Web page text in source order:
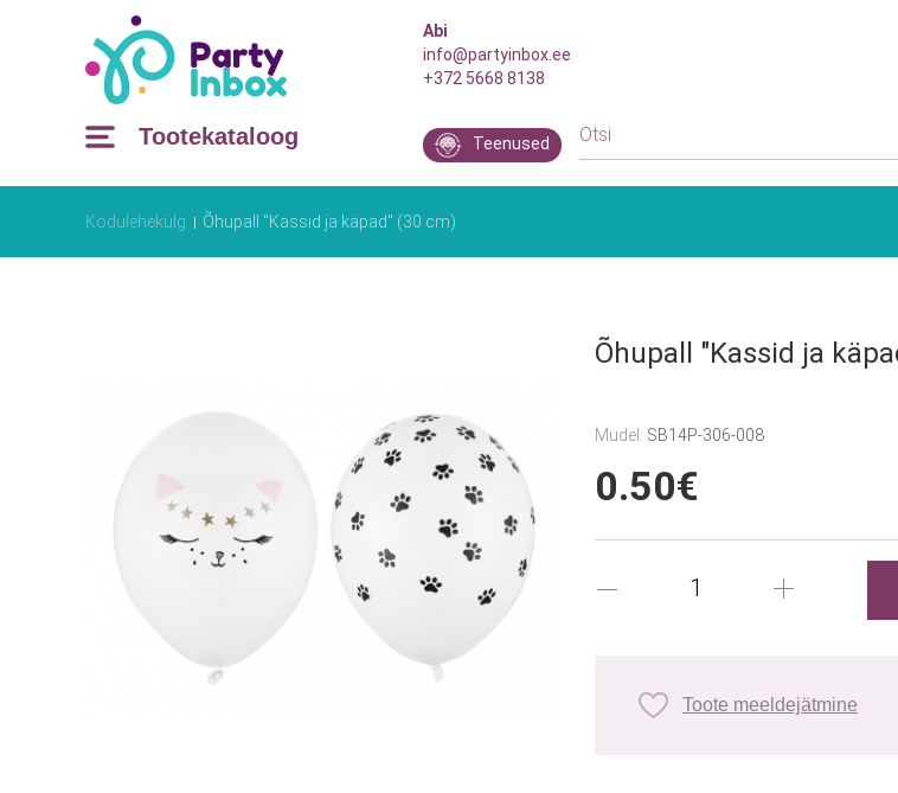
Abi
info@partyinbox.ee
+372 5668 8138
Tootekataloog Teenused
Kodulehekülg Õhupall "Kassid ja käpad" (30 cm)
Õhupall "Kassid ja
Mudel: SB14P-306-008
0.50€
Toote meeldejätmine